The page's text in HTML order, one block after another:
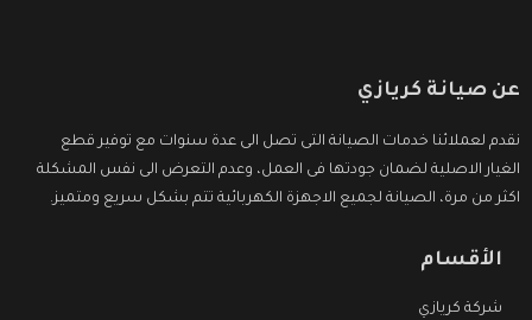
عن صيانة كريازي
نقدم لعملائنا خدمات الصيانة التى تصل الى عدة سنوات مع توفير قطع
الغيار الاصلية لضمان جودتها فى العمل، وعدم التعرض الى نفس المشكلة
اكثر من مرة، الصيانة لجميع الاجهزة الكهربائية تتم بشكل سريع ومتميز.
الأقسام
شركة كريازي